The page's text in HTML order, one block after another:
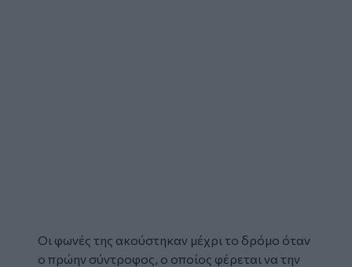
Οι φωνές της ακούστηκαν μέχρι το δρόμο όταν
ο πρώην σύντροφος, ο οποίος φέρεται να την